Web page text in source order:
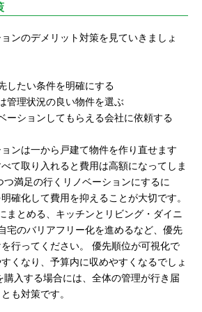
ンのデメリット対策を見ていきましょ
したい条件を明確にする
管理状況の良い物件を選ぶ
ーションしてもらえる会社に依頼する
ンは一から戸建て物件を作り直せます
て取り入れると費用は高額になってしま
つ満足の行くリノベーションにするに
確化して費用を抑えることが大切です。
まとめる、キッチンとリビング・ダイニ
宅のバリアフリー化を進めるなど、優先
行ってください。 優先順位が可視化で
くなり、予算内に収めやすくなるでしょ
購入する場合には、全体の管理が行き届
も対策です。